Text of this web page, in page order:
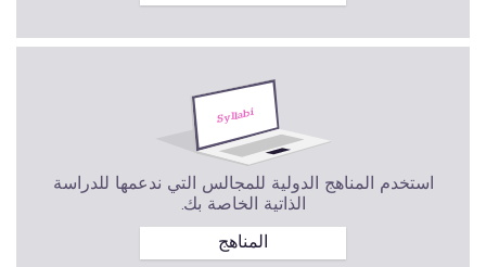
استخدم المناهج الدولية للمجالس التي ندعمها للدراسة
الذاتية الخاصة بك.
المناهج